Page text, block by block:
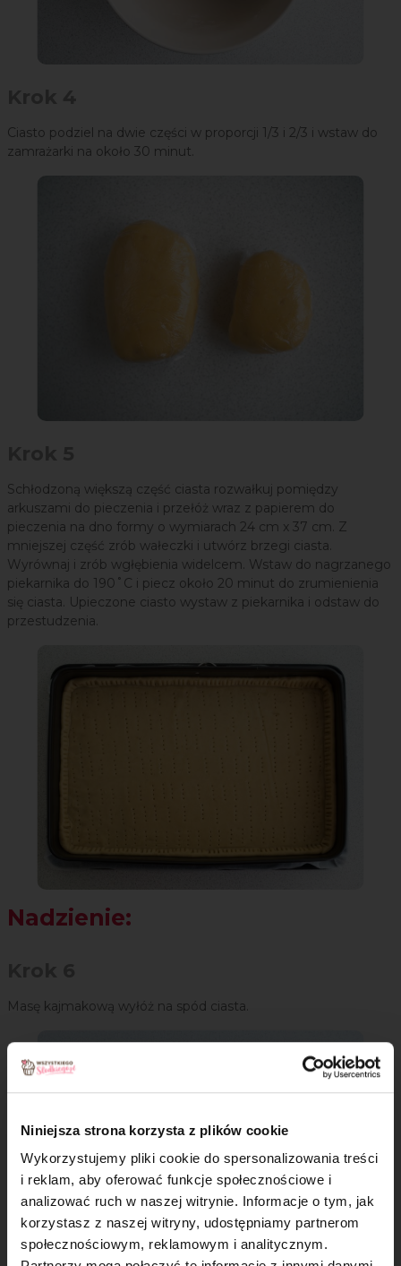
Niniejsza strona korzysta z plików cookie
Wykorzystujemy pliki cookie do spersonalizowania treści
i reklam, aby oferować funkcje społecznościowe i
analizować ruch w naszej witrynie. Informacje o tym, jak
korzystasz z naszej witryny, udostępniamy partnerom
społecznościowym, reklamowym i analitycznym.
Ciasto podziel na dwie części w proporcji 1/3 i 2/3 i wstaw do
zamrażarki na około 30 minut.
Schłodzoną większą część ciasta rozwałkuj pomiędzy
arkuszami do pieczenia i przełóż wraz z papierem do
pieczenia na dno formy o wymiarach 24 cm x 37 cm. Z
mniejszej część zrób wałeczki i utwórz brzegi ciasta.
Wyrównaj i zrób wgłębienia widelcem. Wstaw do nagrzanego
piekarnika do 190˚C i piecz około 20 minut do zrumienienia
się ciasta. Upieczone ciasto wystaw z piekarnika i odstaw do
przestudzenia.
Nadzienie:
Masę kajmakową wyłóż na spód ciasta.
×